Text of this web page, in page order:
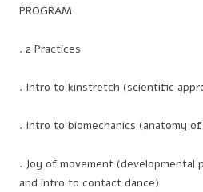
PROGRAM
. 2 Practices
. Intro to kinstretch (scientific
. Intro to biomechanics (anatomy
. Joy of movement (developmental
and intro to contact dance)